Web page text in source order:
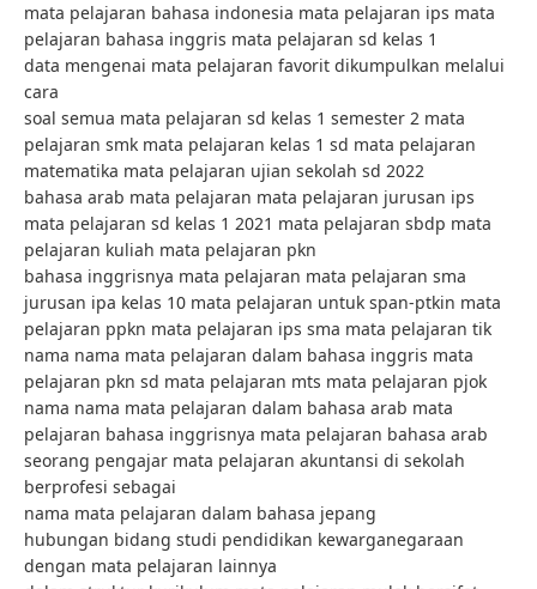
mata pelajaran bahasa indonesia mata pelajaran ips mata
pelajaran bahasa inggris mata pelajaran sd kelas 1
data mengenai mata pelajaran favorit dikumpulkan melalui
cara
soal semua mata pelajaran sd kelas 1 semester 2 mata
pelajaran smk mata pelajaran kelas 1 sd mata pelajaran
matematika mata pelajaran ujian sekolah sd 2022
bahasa arab mata pelajaran mata pelajaran jurusan ips
mata pelajaran sd kelas 1 2021 mata pelajaran sbdp mata
pelajaran kuliah mata pelajaran pkn
bahasa inggrisnya mata pelajaran mata pelajaran sma
jurusan ipa kelas 10 mata pelajaran untuk span-ptkin mata
pelajaran ppkn mata pelajaran ips sma mata pelajaran tik
nama nama mata pelajaran dalam bahasa inggris mata
pelajaran pkn sd mata pelajaran mts mata pelajaran pjok
nama nama mata pelajaran dalam bahasa arab mata
pelajaran bahasa inggrisnya mata pelajaran bahasa arab
seorang pengajar mata pelajaran akuntansi di sekolah
berprofesi sebagai
nama mata pelajaran dalam bahasa jepang
hubungan bidang studi pendidikan kewarganegaraan
dengan mata pelajaran lainnya